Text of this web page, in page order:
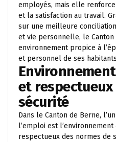
employés, mais elle
et la satisfaction au travail.
sur une meilleure
et vie personnelle, le
environnement propice à
et personnel de ses
et
sécurité
Dans le Canton de Berne,
l’emploi est
respectueux des normes de